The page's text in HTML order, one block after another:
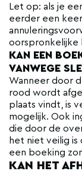
Let op: als je
eerder een
oorspronkelijke
KAN EEN
VANWEGE
Wanneer door
rood wordt
plaats vindt, is
mogelijk. Ook
die door de
het niet veilig is
een boeking
KAN HET